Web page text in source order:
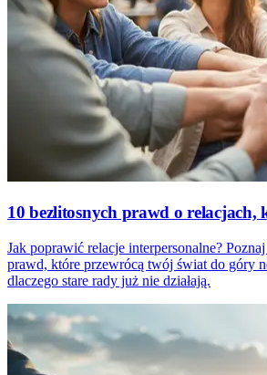
10 bezlitosnych prawd o relacjach,
Jak poprawić relacje interpersonalne?
prawd, które przewrócą twój świat do góry
dlaczego stare rady już nie działają.